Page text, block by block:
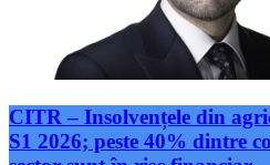
CITR – Insolvențele din
S1 2026; peste 40% dintre
sector sunt în risc financiar